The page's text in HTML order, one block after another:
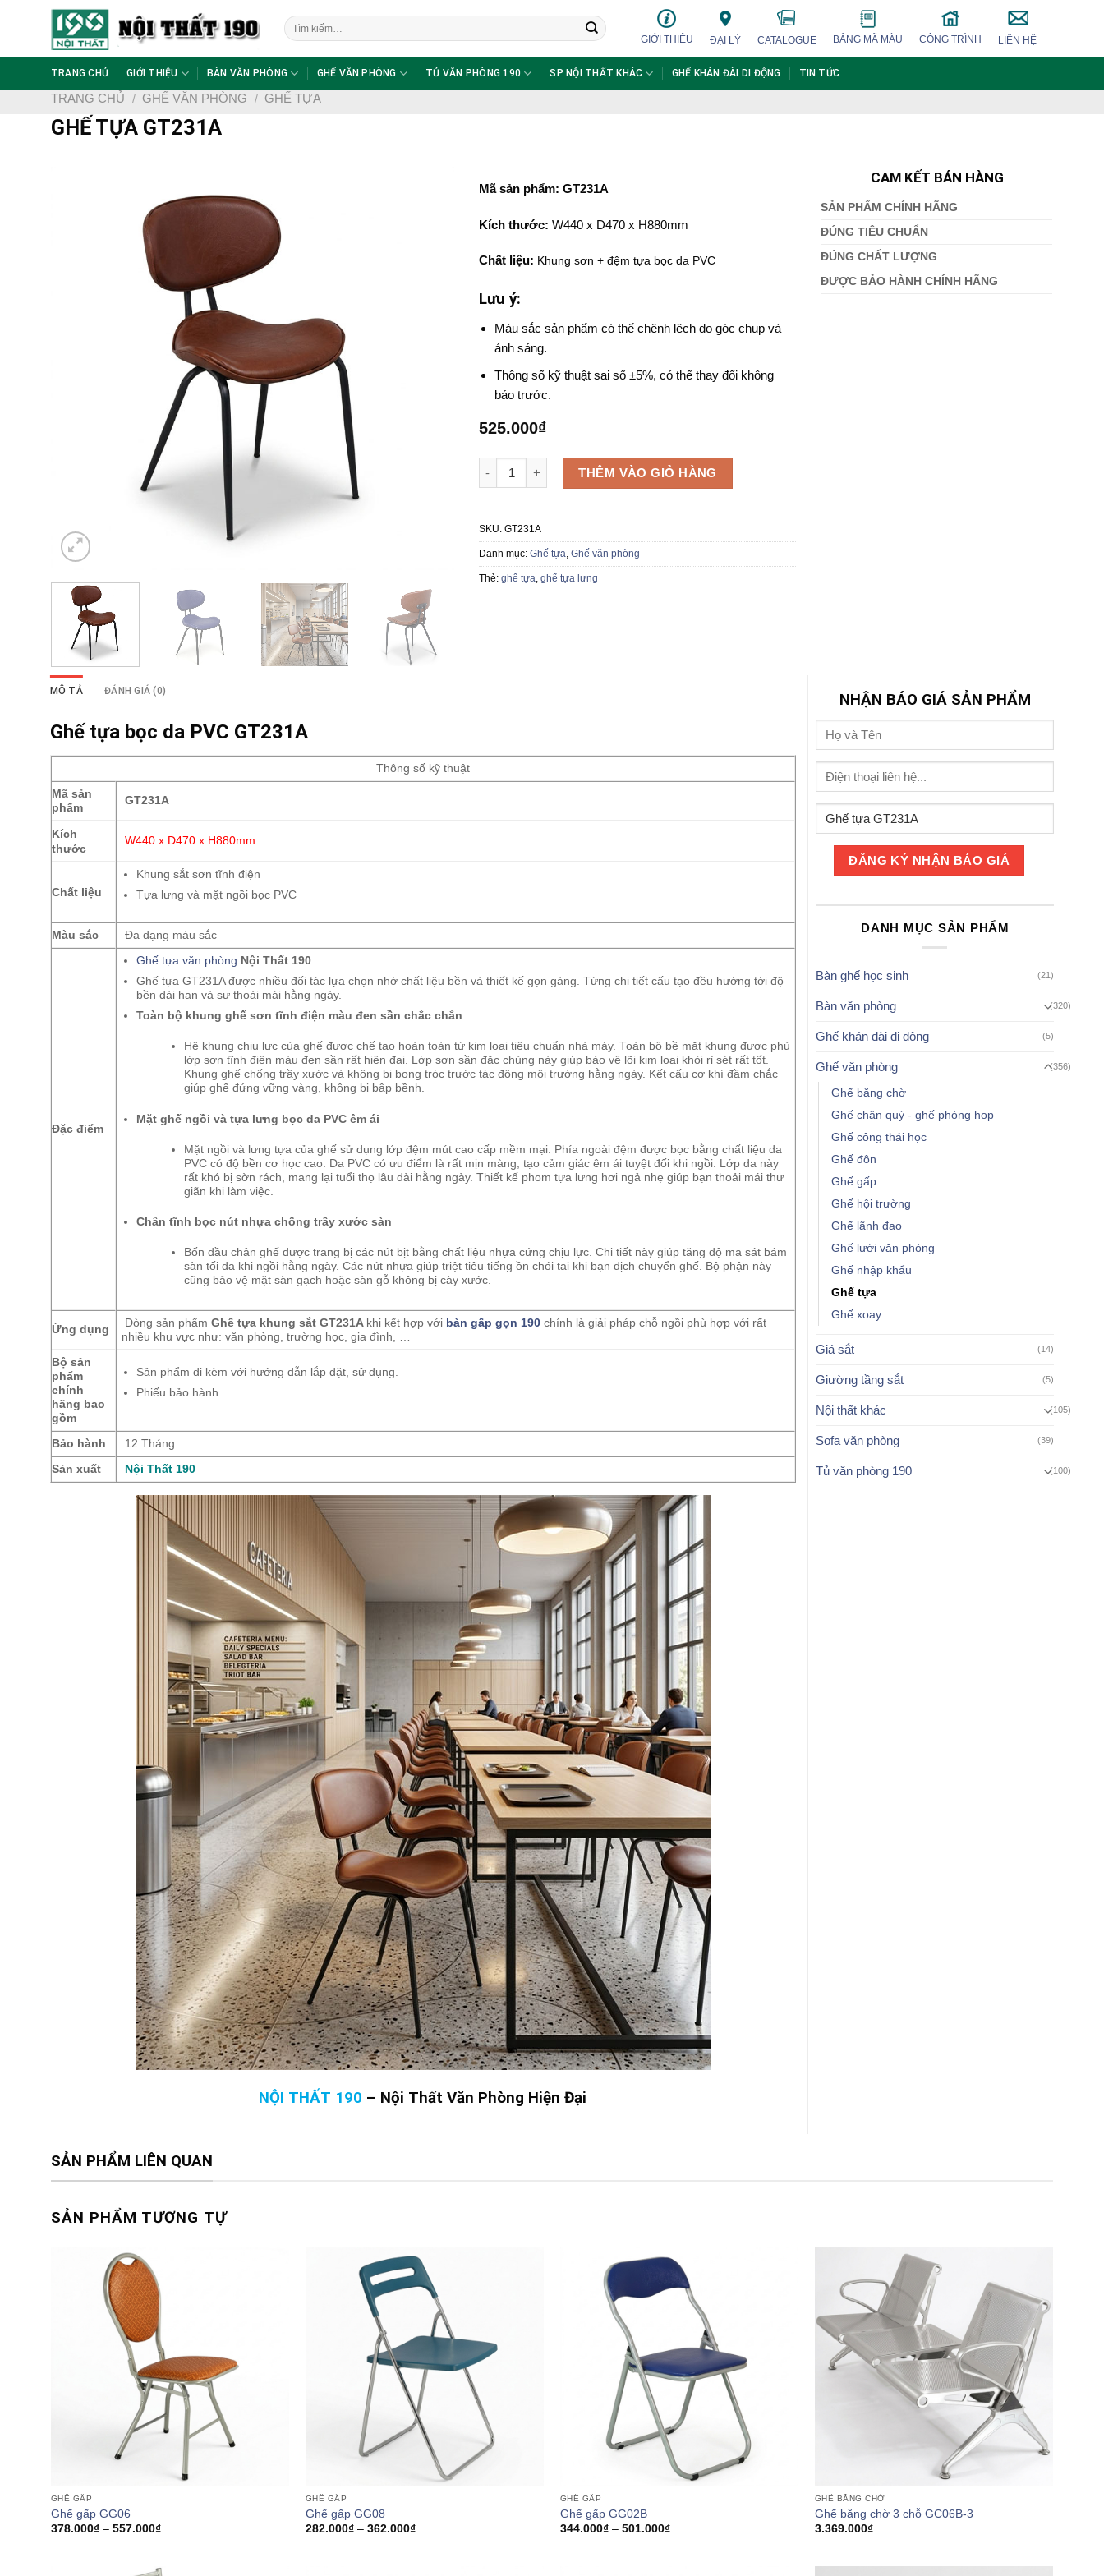
Tìm
kiếm:
GIỚI THIỆU ĐẠI LÝ CATALOGUE BẢNG MÃ MÀU CÔNG TRÌNH LIÊN HỆ
TRANG CHỦ GIỚI THIỆU BÀN VĂN PHÒNG GHẾ VĂN PHÒNG TỦ VĂN PHÒNG 190 SP NỘI THẤT KHÁC GHẾ KHÁN ĐÀI DI ĐỘNG TIN TỨC
TRANG CHỦ / GHẾ VĂN PHÒNG / GHẾ TỰA
GHẾ TỰA GT231A
Mã sản phẩm: GT231A
Kích thước: W440 x D470 x H880mm
Chất liệu: Khung sơn + đệm tựa bọc da PVC
Lưu ý:
Màu sắc sản phẩm có thể chênh lệch do góc chụp và
ánh sáng.
Thông số kỹ thuật sai số ±5%, có thể thay đổi không
báo trước.
525.000₫
Ghế tựa GT231A số lượng
THÊM VÀO GIỎ HÀNG
SKU: GT231A
Danh mục: Ghế tựa, Ghế văn phòng
Thẻ: ghế tựa, ghế tựa lưng
CAM KẾT BÁN HÀNG
SẢN PHẨM CHÍNH HÃNG
ĐÚNG TIÊU CHUẨN
ĐÚNG CHẤT LƯỢNG
ĐƯỢC BẢO HÀNH CHÍNH HÃNG
MÔ TẢ ĐÁNH GIÁ (0)
Ghế tựa bọc da PVC GT231A
Thông số kỹ thuật
Mã sản
phẩm
GT231A
Kích
thước
W440 x D470 x H880mm
Chất liệu
Khung sắt sơn tĩnh điện
Tựa lưng và mặt ngồi bọc PVC
Màu sắc Đa dạng màu sắc
Đặc điểm
Ghế tựa văn phòng Nội Thất 190
Ghế tựa GT231A được nhiều đối tác lựa chọn nhờ chất liệu bền và thiết kế gọn gàng. Từng chi tiết cấu tạo đều hướng tới độ
bền dài hạn và sự thoải mái hằng ngày.
Toàn bộ khung ghế sơn tĩnh điện màu đen sần chắc chắn
Hệ khung chịu lực của ghế được chế tạo hoàn toàn từ kim loại tiêu chuẩn nhà máy. Toàn bộ bề mặt khung được phủ
lớp sơn tĩnh điện màu đen sần rất hiện đại. Lớp sơn sần đặc chủng này giúp bảo vệ lõi kim loại khỏi rỉ sét rất tốt.
Khung ghế chống trầy xước và không bị bong tróc trước tác động môi trường hằng ngày. Kết cấu cơ khí đầm chắc
giúp ghế đứng vững vàng, không bị bập bềnh.
Mặt ghế ngồi và tựa lưng bọc da PVC êm ái
Mặt ngồi và lưng tựa của ghế sử dụng lớp đệm mút cao cấp mềm mại. Phía ngoài đệm được bọc bằng chất liệu da
PVC có độ bền cơ học cao. Da PVC có ưu điểm là rất mịn màng, tạo cảm giác êm ái tuyệt đối khi ngồi. Lớp da này
rất khó bị sờn rách, mang lại tuổi thọ lâu dài hằng ngày. Thiết kế phom tựa lưng hơi ngả nhẹ giúp bạn thoải mái thư
giãn khi làm việc.
Chân tĩnh bọc nút nhựa chống trầy xước sàn
Bốn đầu chân ghế được trang bị các nút bịt bằng chất liệu nhựa cứng chịu lực. Chi tiết này giúp tăng độ ma sát bám
sàn tối đa khi ngồi hằng ngày. Các nút nhựa giúp triệt tiêu tiếng ồn chói tai khi bạn dịch chuyển ghế. Bộ phận này
cũng bảo vệ mặt sàn gạch hoặc sàn gỗ không bị cày xước.
Ứng dụng
Dòng sản phẩmGhế tựa khung sắt GT231A khi kết hợp với bàn gấp gọn 190 chính là giải pháp chỗ ngồi phù hợp với rất
nhiều khu vực như: văn phòng, trường học, gia đình, …
Bộ sản
phẩm
chính
hãng bao
gồm
Sản phẩm đi kèm với hướng dẫn lắp đặt, sử dụng.
Phiếu bảo hành
Bảo hành 12 Tháng
Sản xuất Nội Thất 190
NỘI THẤT 190 – Nội Thất Văn Phòng Hiện Đại
NHẬN BÁO GIÁ SẢN PHẨM
DANH MỤC SẢN PHẨM
Bàn ghế học sinh (21)
Bàn văn phòng (320)
Ghế khán đài di động (5)
Ghế văn phòng (356)
Ghế băng chờ
Ghế chân quỳ - ghế phòng họp
Ghế công thái học
Ghế đôn
Ghế gấp
Ghế hội trường
Ghế lãnh đạo
Ghế lưới văn phòng
Ghế nhập khẩu
Ghế tựa
Ghế xoay
Giá sắt (14)
Giường tầng sắt (5)
Nội thất khác (105)
Sofa văn phòng (39)
Tủ văn phòng 190 (100)
SẢN PHẨM LIÊN QUAN
SẢN PHẨM TƯƠNG TỰ
GHẾ GẤP
Ghế gấp GG06
378.000₫ – 557.000₫Khoảng
đến
GHẾ GẤP
Ghế gấp GG08
282.000₫ – 362.000₫Khoảng
GHẾ GẤP
Ghế gấp GG02B
344.000₫ – 501.000₫Khoảng
GHẾ BĂNG CHỜ
Ghế băng chờ 3 chỗ GC06B-3
3.369.000₫